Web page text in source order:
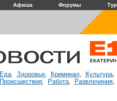
Афиша Форумы
Еда, Здоровье, Криминал, Культура,
Происшествия, Работа, Развлечения,